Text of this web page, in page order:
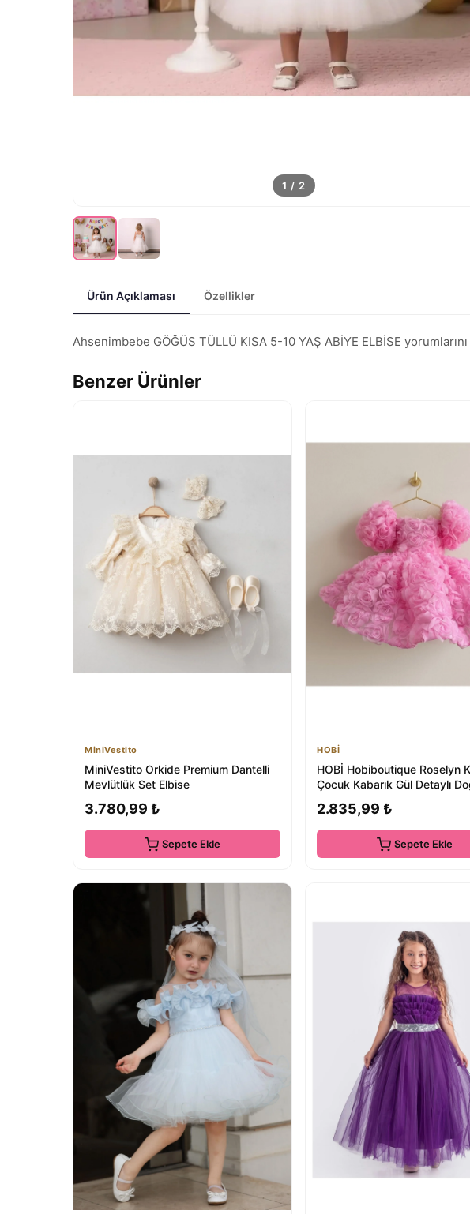
1 / 2
Ürün Açıklaması Özellikler
Ahsenimbebe GÖĞÜS TÜLLÜ KISA 5-10 YAŞ ABİYE ELBİSE
Benzer Ürünler
MiniVestito
MiniVestito Orkide Premium Dantelli
Mevlütlük Set Elbise
3.780,99 ₺
Sepete Ekle
HOBİ
HOBİ Hobiboutique Roselyn
Çocuk Kabarık Gül Detaylı
2.835,99 ₺
Sepete Ekle